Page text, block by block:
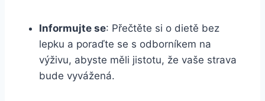
Informujte se: Přečtěte si o dietě bez
lepku a poraďte se s odborníkem na
výživu, abyste měli jistotu, že vaše strava
bude vyvážená.